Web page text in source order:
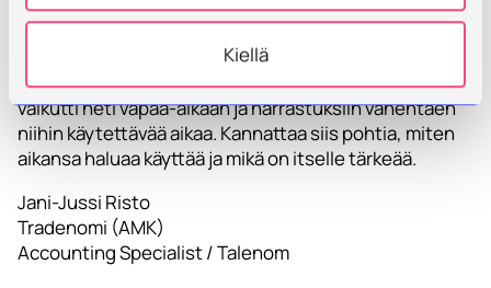
Kiellä
Paljon siihen opintojen, työn ja harrastuksien
aikatauluttamiseen sai aikaa käyttää, mutta kyllä se oli
sen arvoista. Kun panostin kouluun enemmän, niin se
vaikutti heti vapaa-aikaan ja harrastuksiin vähentäen
niihin käytettävää aikaa. Kannattaa siis pohtia, miten
aikansa haluaa käyttää ja mikä on itselle tärkeää.
Jani-Jussi Risto
Tradenomi (AMK)
Accounting Specialist / Talenom